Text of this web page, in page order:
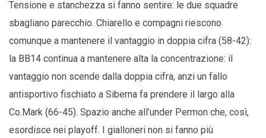
Tensione e stanchezza si fanno sentire: le due squadre
sbagliano parecchio. Chiarello e compagni riescono
comunque a mantenere il vantaggio in doppia cifra (58-42):
la BB14 continua a mantenere alta la concentrazione: il
vantaggio non scende dalla doppia cifra, anzi un fallo
antisportivo fischiato a Siberna fa prendere il largo alla
Co.Mark (66-45). Spazio anche all’under Permon che, così,
esordisce nei playoff. I gialloneri non si fanno più